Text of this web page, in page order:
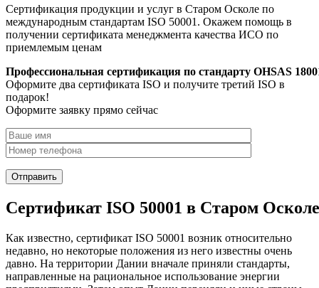
Сертификация продукции и услуг в Старом Осколе по
международным стандартам ISO 50001. Окажем помощь в
получении сертификата менеджмента качества ИСО по
приемлемым ценам
Профессиональная сертификация по стандарту OHSAS
Оформите два сертификата ISO и получите третий ISO в
подарок!
Оформите заявку прямо сейчас
Сертификат ISO 50001 в Старом Осколе
Как известно, сертификат ISO 50001 возник относительно
недавно, но некоторые положения из него известны очень
давно. На территории Дании вначале приняли стандарты,
направленные на рациональное использование энергии